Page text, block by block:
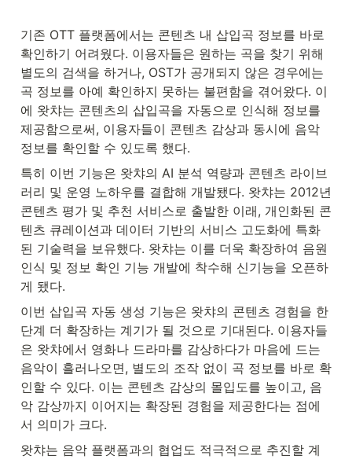
기존 OTT 플랫폼에서는 콘텐츠 내 삽입곡 정보를 바로
확인하기 어려웠다. 이용자들은 원하는 곡을 찾기 위해
별도의 검색을 하거나, OST가 공개되지 않은 경우에는
곡 정보를 아예 확인하지 못하는 불편함을 겪어왔다. 이
에 왓챠는 콘텐츠의 삽입곡을 자동으로 인식해 정보를
제공함으로써, 이용자들이 콘텐츠 감상과 동시에 음악
정보를 확인할 수 있도록 했다.
특히 이번 기능은 왓챠의 AI 분석 역량과 콘텐츠 라이브
러리 및 운영 노하우를 결합해 개발됐다. 왓챠는 2012년
콘텐츠 평가 및 추천 서비스로 출발한 이래, 개인화된 콘
텐츠 큐레이션과 데이터 기반의 서비스 고도화에 특화
된 기술력을 보유했다. 왓챠는 이를 더욱 확장하여 음원
인식 및 정보 확인 기능 개발에 착수해 신기능을 오픈하
게 됐다.
이번 삽입곡 자동 생성 기능은 왓챠의 콘텐츠 경험을 한
단계 더 확장하는 계기가 될 것으로 기대된다. 이용자들
은 왓챠에서 영화나 드라마를 감상하다가 마음에 드는
음악이 흘러나오면, 별도의 조작 없이 곡 정보를 바로 확
인할 수 있다. 이는 콘텐츠 감상의 몰입도를 높이고, 음
악 감상까지 이어지는 확장된 경험을 제공한다는 점에
서 의미가 크다.
왓챠는 음악 플랫폼과의 협업도 적극적으로 추진할 계